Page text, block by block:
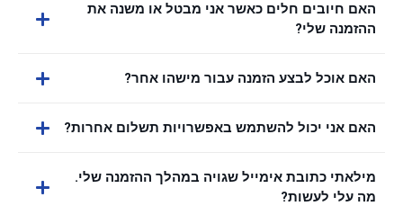
האם חיובים חלים כאשר אני מבטל או משנה את
ההזמנה שלי?
האם אוכל לבצע הזמנה עבור מישהו אחר?
האם אני יכול להשתמש באפשרויות תשלום אחרות?
מילאתי כתובת אימייל שגויה במהלך ההזמנה שלי.
מה עלי לעשות?